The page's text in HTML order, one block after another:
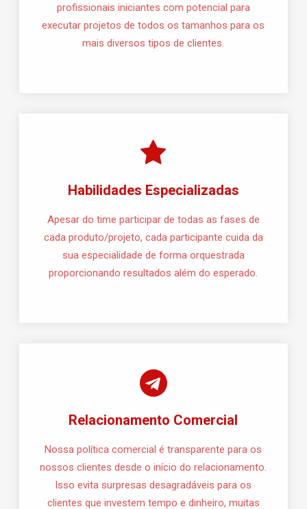
profissionais iniciantes com potencial para
executar projetos de todos os tamanhos para os
mais diversos tipos de clientes.
Habilidades Especializadas
Apesar do time participar de todas as fases de
cada produto/projeto, cada participante cuida da
sua especialidade de forma orquestrada
proporcionando resultados além do esperado.
Relacionamento Comercial
Nossa política comercial é transparente para os
nossos clientes desde o início do relacionamento.
Isso evita surpresas desagradáveis para os
clientes que investem tempo e dinheiro, muitas